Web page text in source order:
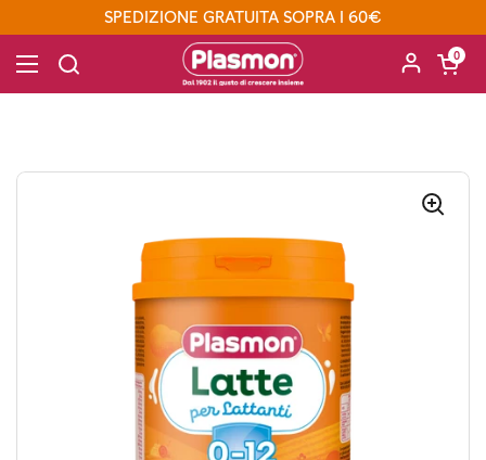
Passa ai contenutiSPEDIZIONE GRATUITA SOPRA I 60€
Apri menu
Apri
0